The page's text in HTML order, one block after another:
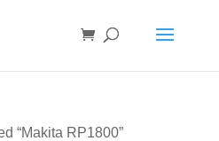
“Makita RP1800”